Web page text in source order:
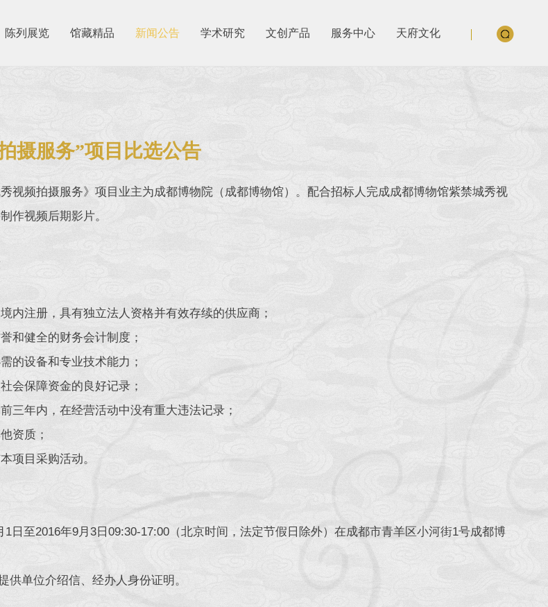
陈列展览 馆藏精品 新闻公告 学术研究 文创产品 服务中心 天府文化
摄服务”项目比选公告
视频拍摄服务》项目业主为成都博物院（成都博物馆）。配合招标人完成成都博物馆紫禁城秀视
作视频后期影片。
注册，具有独立法人资格并有效存续的供应商；
健全的财务会计制度；
设备和专业技术能力；
保障资金的良好记录；
年内，在经营活动中没有重大违法记录；
资质；
项目采购活动。
至2016年9月3日09:30-17:00（北京时间，法定节假日除外）在成都市青羊区小河街1号成都博
单位介绍信、经办人身份证明。